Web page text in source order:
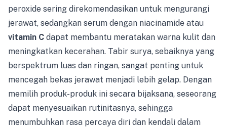
peroxide sering direkomendasikan untuk mengurangi
jerawat, sedangkan serum dengan niacinamide atau
vitamin C dapat membantu meratakan warna kulit dan
meningkatkan kecerahan. Tabir surya, sebaiknya yang
berspektrum luas dan ringan, sangat penting untuk
mencegah bekas jerawat menjadi lebih gelap. Dengan
memilih produk-produk ini secara bijaksana, seseorang
dapat menyesuaikan rutinitasnya, sehingga
menumbuhkan rasa percaya diri dan kendali dalam